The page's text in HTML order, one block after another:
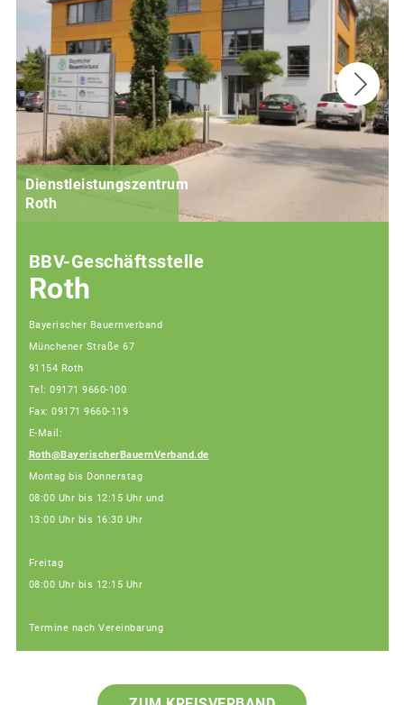
Dienstleistungszentrum
Roth
BBV-Geschäftsstelle
Roth
Bayerischer Bauernverband
Münchener Straße 67
91154 Roth
Tel: 09171 9660-100
Fax: 09171 9660-119
E-Mail:
Roth@BayerischerBauernVerband.de
Montag bis Donnerstag
08:00 Uhr bis 12:15 Uhr und
13:00 Uhr bis 16:30 Uhr
Freitag
08:00 Uhr bis 12:15 Uhr
Termine nach Vereinbarung